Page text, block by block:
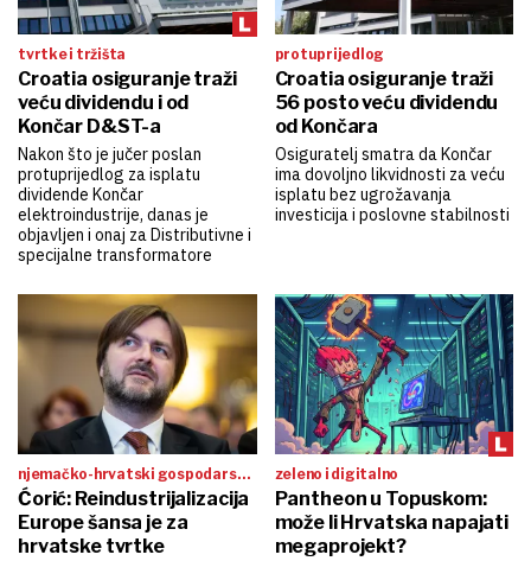
tvrtke i tržišta
Croatia osiguranje traži
veću dividendu i od
Končar D&ST-a
Nakon što je jučer poslan
protuprijedlog za isplatu
dividende Končar
elektroindustrije, danas je
objavljen i onaj za Distributivne i
specijalne transformatore
protuprijedlog
Croatia osiguranje traži
56 posto veću dividendu
od Končara
Osiguratelj smatra da Končar
ima dovoljno likvidnosti za veću
isplatu bez ugrožavanja
investicija i poslovne stabilnosti
njemačko-hrvatski gospodarski
forum
Ćorić: Reindustrijalizacija
Europe šansa je za
hrvatske tvrtke
zeleno i digitalno
Pantheon u Topuskom:
može li Hrvatska napajati
megaprojekt?